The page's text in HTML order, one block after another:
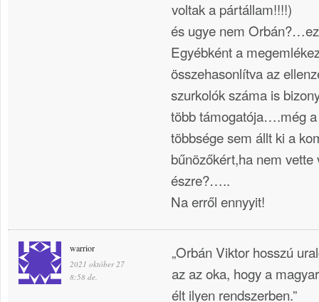
voltak a pártállam!!!!)
és ugye nem
Egyébként a
összehasonlítva az
szurkolók száma is
több támogatója….még
többsége sem állt ki a
bűnözőkért,ha nem vette
észre?…..
Na erről ennyyit!
warrior
2021 október 27
8:58 de.
„Orbán Viktor hosszú
az az oka, hogy a
élt ilyen rendszerben.”